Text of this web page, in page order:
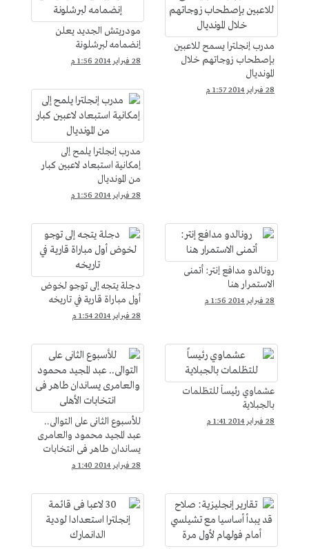
مدرب إنجلترا يسمح للاعبين
بإصطحاب زوجاتهم خلال
المونديال
28 فبراير 2014 1:57 م
مودريتش الجديد يعلن
إنضمامه لبرشلونة
28 فبراير 2014 1:56 م
مدرب إنجلترا يلمح إلى
إمكانية استبعاد لاعبين كبار
من المونديال
28 فبراير 2014 1:56 م
رونالدو مدافع إنتر: أتمنى
الاستمرار هنا
28 فبراير 2014 1:56 م
دجلة يتجه إلى توجو لخوض
أول مباراة قارية في تاريخه
28 فبراير 2014 1:54 م
عشماوي رئيساً للتظلمات
بالجبلاية
28 فبراير 2014 1:41 م
للأسبوع الثانى على التوالى..
عبد المجيد محمود والعامرى
يساندان طاهر فى انتخابات
الأهلى
28 فبراير 2014 1:40 م